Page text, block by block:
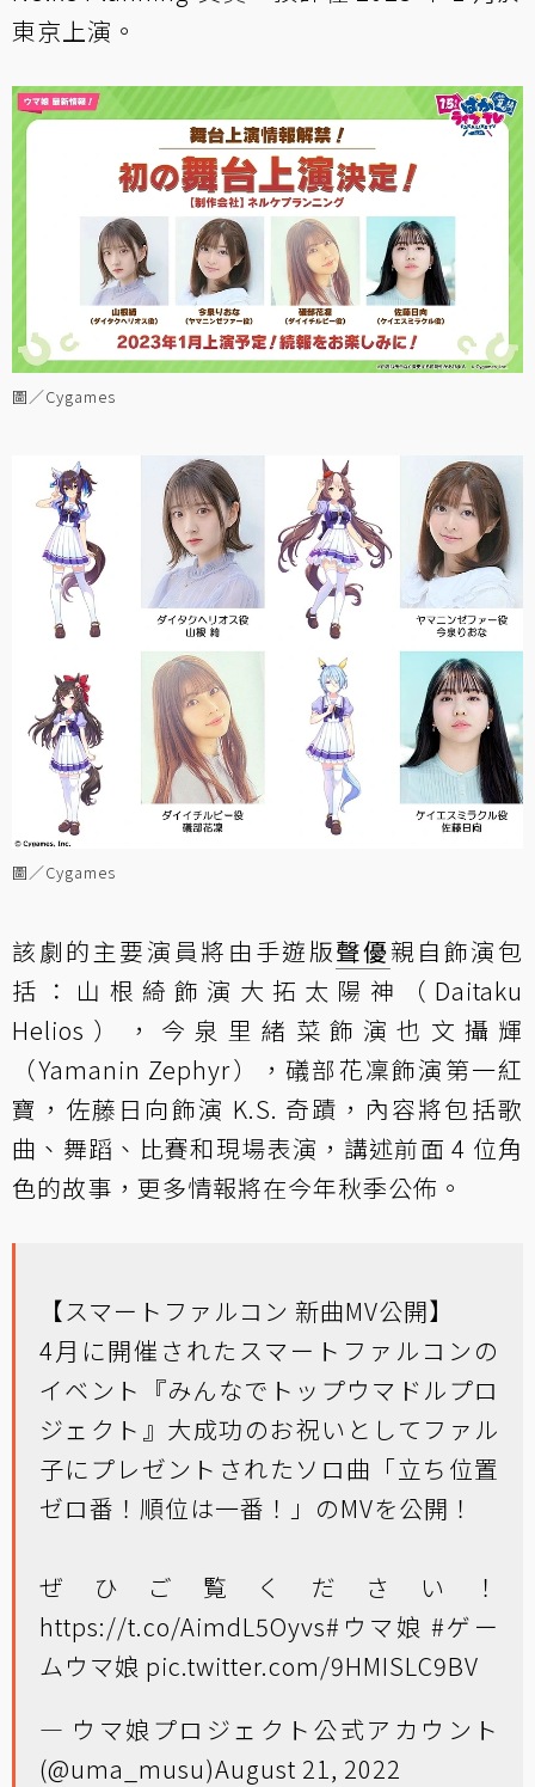
東京上演。
圖／Cygames
圖／Cygames
該劇的主要演員將由手遊版聲優親自飾演包
括：山根綺飾演大拓太陽神（Daitaku
Helios），今泉里緒菜飾演也文攝輝
（Yamanin Zephyr），礒部花凜飾演第一紅
寶，佐藤日向飾演 K.S. 奇蹟，內容將包括歌
曲、舞蹈、比賽和現場表演，講述前面 4 位角
色的故事，更多情報將在今年秋季公佈。
【スマートファルコン 新曲MV公開】
4月に開催されたスマートファルコンの
イベント『みんなでトップウマドルプロ
ジェクト』大成功のお祝いとしてファル
子にプレゼントされたソロ曲「立ち位置
ゼロ番！順位は一番！」のMVを公開！
ぜひご覧ください！
https://t.co/AimdL5Oyvs#ウマ娘 #ゲー
ムウマ娘 pic.twitter.com/9HMISLC9BV
— ウマ娘プロジェクト公式アカウント
(@uma_musu)August 21, 2022